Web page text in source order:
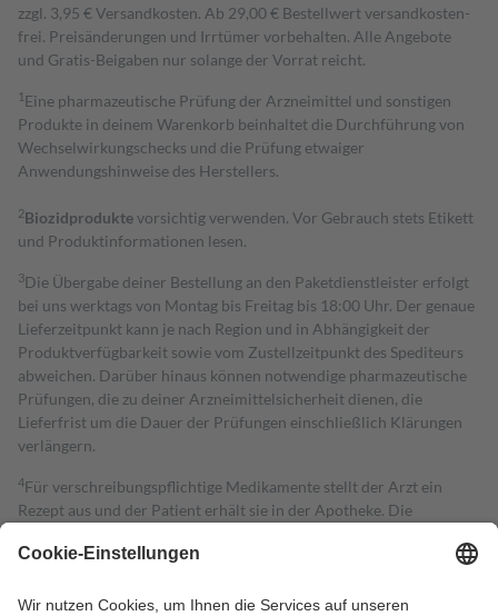
zzgl. 3,95 € Versandkosten. Ab 29,00 € Bestell­wert versand­kosten­
frei. Preisänderungen und Irrtümer vorbehalten. Alle Angebote
und Gratis-Beigaben nur solange der Vorrat reicht.
1 Eine pharmazeutische Prüfung der Arzneimittel und sonstigen
Produkte in deinem Warenkorb beinhaltet die Durchführung von
Wechselwirkungschecks und die Prüfung etwaiger
Anwendungshinweise des Herstellers.
2Biozidproduktevorsichtig verwenden. Vor Gebrauch stets Etikett
und Produktinformationen lesen.
3Die Übergabe deiner Bestellung an den Paketdienstleister erfolgt
bei uns werktags von Montag bis Freitag bis 18:00 Uhr. Der genaue
Lieferzeitpunkt kann je nach Region und in Abhängigkeit der
Produktverfügbarkeit sowie vom Zustellzeitpunkt des Spediteurs
abweichen. Darüber hinaus können notwendige pharmazeutische
Prüfungen, die zu deiner Arzneimittelsicherheit dienen, die
Lieferfrist um die Dauer der Prüfungen einschließlich Klärungen
verlängern.
4Für verschreibungspflichtige Medikamente stellt der Arzt ein
Rezept aus und der Patient erhält sie in der Apotheke. Die
Kosten dafür, der Versicherte trägt einen Teil davon als Zuzahlung
Grundsätzlich leisten Mitglieder Zuzahlungen in Höhe von zehn